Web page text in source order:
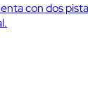
con dos